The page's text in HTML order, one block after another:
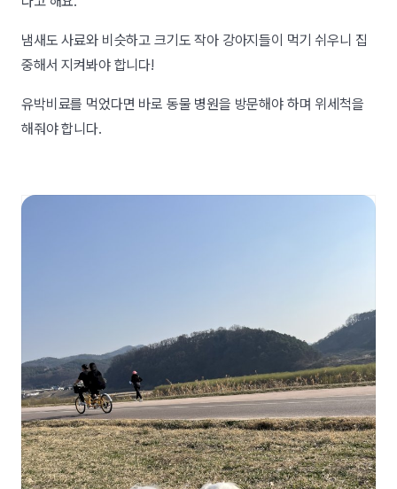
냄새도 사료와 비슷하고 크기도 작아 강아지들이 먹기 쉬우니 집
중해서 지켜봐야 합니다!
유박비료를 먹었다면 바로 동물 병원을 방문해야 하며 위세척을
해줘야 합니다.